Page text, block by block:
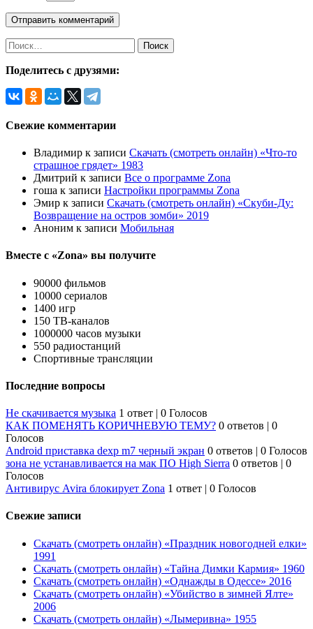
Поделитесь с друзями:
Свежие комментарии
Владимир к записи Скачать (смотреть онлайн) «Что-то
страшное грядет» 1983
Дмитрий к записи Все о программе Zona
гоша к записи Настройки программы Zona
Эмир к записи Скачать (смотреть онлайн) «Скуби-Ду:
Возвращение на остров зомби» 2019
Аноним к записи Мобильная
Вместе с «Zona» вы получите
90000 фильмов
10000 сериалов
1400 игр
150 ТВ-каналов
1000000 часов музыки
550 радиостанций
Спортивные трансляции
Последние вопросы
Не скачивается музыка 1 ответ | 0 Голосов
КАК ПОМЕНЯТЬ КОРИЧНЕВУЮ ТЕМУ? 0 ответов | 0
Голосов
Android приставка dexp m7 черный экран 0 ответов | 0 Голосов
зона не устанавливается на мак ПО High Sierra 0 ответов | 0
Голосов
Антивирус Avira блокирует Zona 1 ответ | 0 Голосов
Свежие записи
Скачать (смотреть онлайн) «Праздник новогодней елки»
1991
Скачать (смотреть онлайн) «Тайна Димки Кармия» 1960
Скачать (смотреть онлайн) «Однажды в Одессе» 2016
Скачать (смотреть онлайн) «Убийство в зимней Ялте»
2006
Скачать (смотреть онлайн) «Лымеривна» 1955